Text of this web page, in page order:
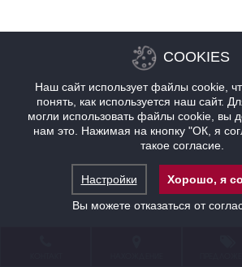
COOKIES
Наш сайт использует файлы cookie,
понять, как используется наш сайт.
могли использовать файлы cookie, вы
нам это. Нажимая на кнопку "ОК, я
такое согласие.
Настройки
Хорошо, я
Вы можете отказаться от